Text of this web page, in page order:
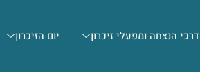
דרכי הנצחה ומפעלי זיכרון יום הזיכרון